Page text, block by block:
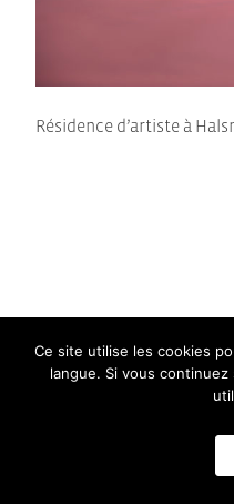
Résidence d’artiste à
Ce site utilise les cookies
langue. Si vous